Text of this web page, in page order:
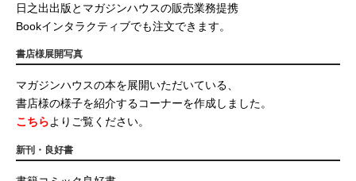
日之出出版とマガジンハウスの販売業務提携
Bookインタラクティブでも注文できます。
書店様展開写真
マガジンハウスの本を展開いただいている、
書店様の様子を紹介するコーナーを作成しました。
こちらよりご覧ください。
新刊・良好書